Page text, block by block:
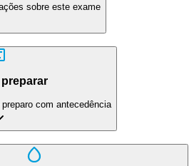
sobre este exame
com antecedência